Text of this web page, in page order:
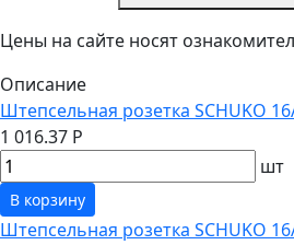
Цены на сайте носят
Описание
Штепсельная розетка SCHUKO
1 016.37 Р
шт
В корзину
Штепсельная розетка SCHUKO